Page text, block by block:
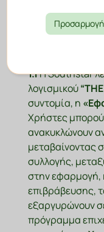
1.1Η Southstar
λογισμικού
συντομία, η
Χρήστες
ανακυκλώνουν
μεταβαίνοντας
συλλογής,
στην εφαρμογή,
επιβράβευσης,
εξαργυρώνουν
πρόγραμμα